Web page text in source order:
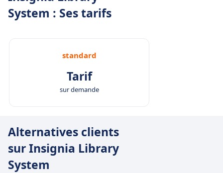
System : Ses tarifs
standard
Tarif
sur demande
Alternatives clients
sur Insignia Library
System